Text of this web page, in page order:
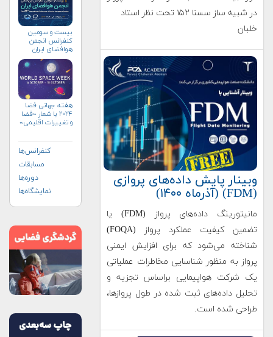
در شبیه ساز سسنا ۱۵۲ تحت نظر استاد
خلبان
وبینار پایش داده‌های پروازی
(FDM) (آذرماه ۱۴۰۰)
مانیتورینگ داده‌های پرواز (FDM) یا
تضمین کیفیت عملکرد پرواز (FOQA)
شناخته می‌شود که برای افزایش ایمنی
پرواز به منظور شناسایی مخاطرات عملیاتی
یک شرکت هواپیمایی براساس تجزیه و
تحلیل داده‌های ثبت شده در طول پروازها،
طراحی شده است.
بیست و سومین
کنفرانس انجمن
هوافضای ايران
هفته جهانی فضا
۲۰۲۴ با شعار «فضا
و تغییرات اقلیمی»
کنفرانس‌ها
مسابقات
دوره‌ها
نمایشگاه‌ها